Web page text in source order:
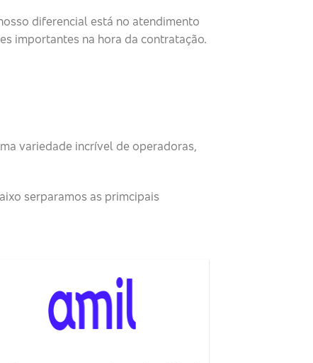
diferencial está no atendimento
importantes na hora da contratação.
variedade incrível de operadoras,
serparamos as primcipais